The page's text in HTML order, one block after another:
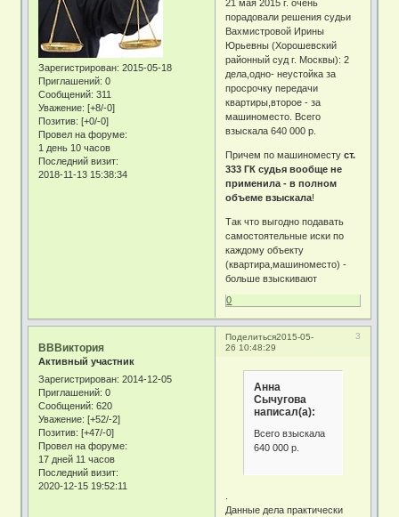
Зарегистрирован: 2015-05-18
Приглашений: 0
Сообщений: 311
Уважение: [+8/-0]
Позитив: [+0/-0]
Провел на форуме:
1 день 10 часов
Последний визит:
2018-11-13 15:38:34
21 мая 2015 г. очень
порадовали решения судьи
Вахмистровой Ирины
Юрьевны (Хорошевский
районный суд г. Москвы): 2
дела,одно- неустойка за
просрочку передачи
квартиры,второе - за
машиноместо. Всего
взыскала 640 000 р.
Причем по машиноместуст.
333 ГК судья вообще не
применила - в полном
объеме взыскала!
Так что выгодно подавать
самостоятельные иски по
каждому объекту
(квартира,машиноместо) -
больше взыскивают
0
Поделиться 3
2015-05-
26 10:48:29
ВВВиктория
Активный участник
Зарегистрирован: 2014-12-05
Приглашений: 0
Сообщений: 620
Уважение: [+52/-2]
Позитив: [+47/-0]
Провел на форуме:
17 дней 11 часов
Последний визит:
2020-12-15 19:52:11
Анна
Сычугова
написал(а):
Всего взыскала
640 000 р.
Данные дела практически